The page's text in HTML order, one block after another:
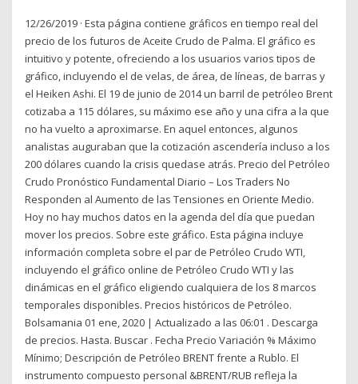
12/26/2019 · Esta página contiene gráficos en tiempo real del
precio de los futuros de Aceite Crudo de Palma. El gráfico es
intuitivo y potente, ofreciendo a los usuarios varios tipos de
gráfico, incluyendo el de velas, de área, de líneas, de barras y
el Heiken Ashi. El 19 de junio de 2014 un barril de petróleo Brent
cotizaba a 115 dólares, su máximo ese año y una cifra a la que
no ha vuelto a aproximarse. En aquel entonces, algunos
analistas auguraban que la cotización ascendería incluso a los
200 dólares cuando la crisis quedase atrás. Precio del Petróleo
Crudo Pronóstico Fundamental Diario – Los Traders No
Responden al Aumento de las Tensiones en Oriente Medio.
Hoy no hay muchos datos en la agenda del día que puedan
mover los precios. Sobre este gráfico. Esta página incluye
información completa sobre el par de Petróleo Crudo WTI,
incluyendo el gráfico online de Petróleo Crudo WTI y las
dinámicas en el gráfico eligiendo cualquiera de los 8 marcos
temporales disponibles. Precios históricos de Petróleo.
Bolsamania 01 ene, 2020 | Actualizado a las 06:01 . Descarga
de precios. Hasta. Buscar . Fecha Precio Variación % Máximo
Mínimo; Descripción de Petróleo BRENT frente a Rublo. El
instrumento compuesto personal &BRENT/RUB refleja la